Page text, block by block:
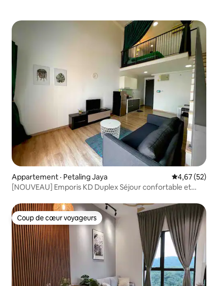
Appartement · Petaling Jaya Note
4,67 (52)
[NOUVEAU] Emporis KD Duplex Séjour confortable et
Coup de cœur voyageurs
Coup de cœur voyageurs